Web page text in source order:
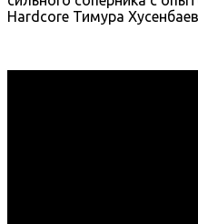
Hardcore Тимура